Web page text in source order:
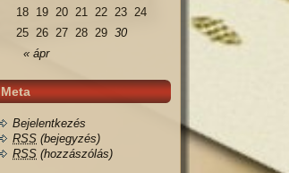
« ápr
18 19 20 21 22 23 24
25 26 27 28 29 30
Meta
Bejelentkezés
RSS (bejegyzés)
RSS (hozzászólás)